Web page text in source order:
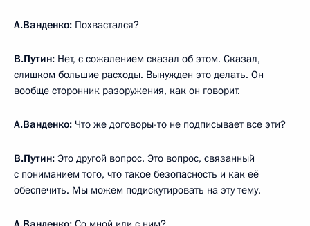
А.Ванденко: Похвастался?
В.Путин: Нет, с сожалением сказал об этом. Сказал,
слишком большие расходы. Вынужден это делать. Он
вообще сторонник разоружения, как он говорит.
А.Ванденко: Что же договоры-то не подписывает все эти?
В.Путин: Это другой вопрос. Это вопрос, связанный
с пониманием того, что такое безопасность и как её
обеспечить. Мы можем подискутировать на эту тему.